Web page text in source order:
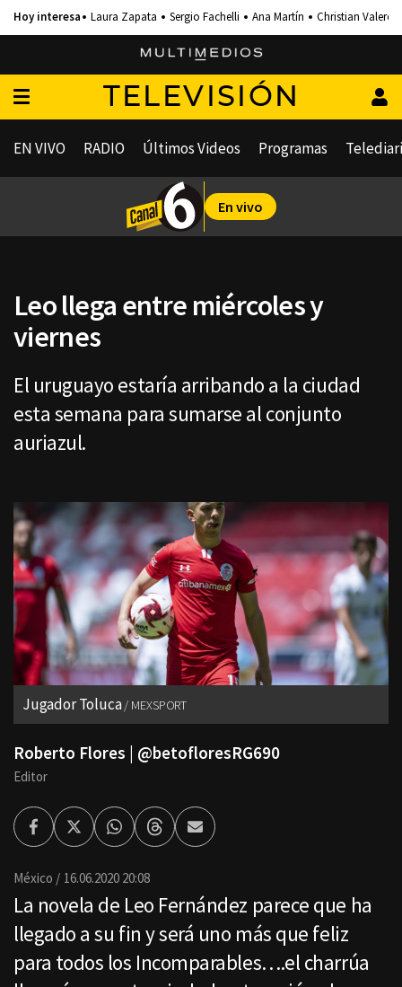
Laura Zapata Sergio Fachelli Ana Martín Christian Valero
TELEVISIÓN
EN VIVO RADIO Últimos Videos Programas
En vivo
Leo llega entre miércoles y
viernes
El uruguayo estaría arribando a la ciudad
esta semana para sumarse al conjunto
auriazul.
Jugador Toluca MEXSPORT
Roberto Flores | @betofloresRG690
Editor
FacebookTwitterWhatsappThreadsEnviar
por
México 16.06.2020 20:08
La novela de Leo Fernández parece que ha
llegado a su fin y será uno más que feliz
para todos los Incomparables….el charrúa